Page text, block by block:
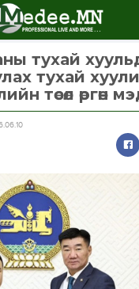
тухай
тухай
төсөл өргөн